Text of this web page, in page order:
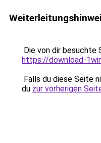
Die von dir besuchte
https://download-
Falls du diese Seite
du zur vorherigen